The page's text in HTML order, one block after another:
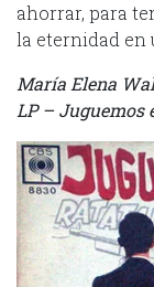
ahorrar, para
la eternidad en
María Elena
LP – Juguemos